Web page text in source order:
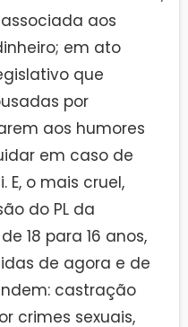
aos
em ato
que
por
aos humores
em caso de
E, o mais cruel,
do PL da
18 para 16 anos,
de agora e de
castração
crimes sexuais,